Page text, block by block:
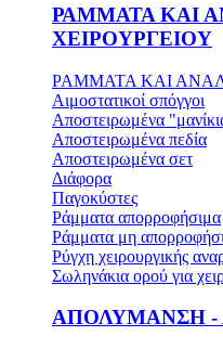
ΡΑΜΜΑΤΑ ΚΑΙ
ΧΕΙΡΟΥΡΓΕΙΟΥ
ΡΑΜΜΑΤΑ ΚΑΙ
Αιμοστατικοί σπόγγοι
Αποστειρωμένα
Αποστειρωμένα πεδία
Αποστειρωμένα σετ
Διάφορα
Παγοκύστες
Ράμματα απορροφήσιμα
Ράμματα μη
Ρύγχη χειρουργικής
Σωληνάκια ορού για
ΑΠΟΛΥΜΑΝΣΗ -